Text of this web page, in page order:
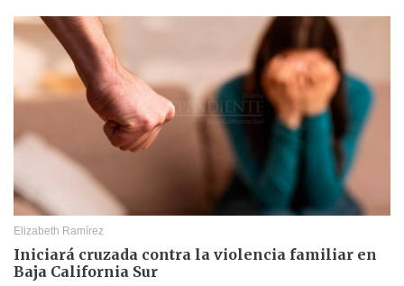
Elizabeth Ramírez
Iniciará cruzada contra la violencia familiar en
Baja California Sur